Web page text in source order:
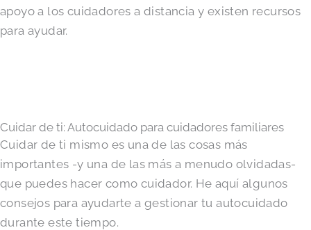
apoyo a los cuidadores a distancia y existen recursos
para ayudar.
Cuidar de ti: Autocuidado para cuidadores familiares
Cuidar de ti mismo es una de las cosas más
importantes -y una de las más a menudo olvidadas-
que puedes hacer como cuidador. He aquí algunos
consejos para ayudarte a gestionar tu autocuidado
durante este tiempo.